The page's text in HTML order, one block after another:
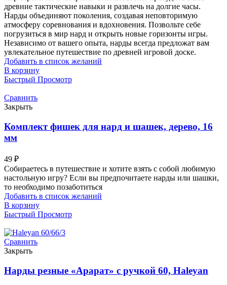
древние тактические навыки и развлечь на долгие часы.
Нарды объединяют поколения, создавая неповторимую
атмосферу соревнования и вдохновения. Позвольте себе
погрузиться в мир нард и открыть новые горизонты игры.
Независимо от вашего опыта, нарды всегда предложат вам
увлекательное путешествие по древней игровой доске.
Добавить в список желаний
В корзину
Быстрый Просмотр
Сравнить
Закрыть
Комплект фишек для нард и шашек, дерево, 16
мм
49 ₽
Собираетесь в путешествие и хотите взять с собой любимую
настольную игру? Если вы предпочитаете нарды или шашки,
то необходимо позаботиться
Добавить в список желаний
В корзину
Быстрый Просмотр
Сравнить
Закрыть
Нарды резные «Арарат» с ручкой 60, Haleyan